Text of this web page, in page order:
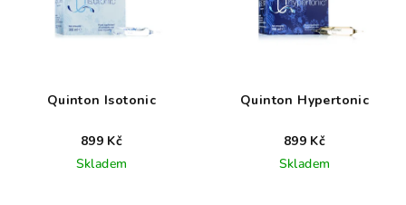
Quinton Isotonic
899 Kč
Skladem
Quinton Hypertonic
899 Kč
Skladem